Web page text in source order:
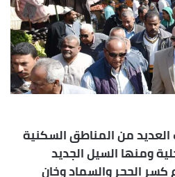
من المناطق السكنية
ومنها السيل الجديد
كسر الحجر والسماد وخان